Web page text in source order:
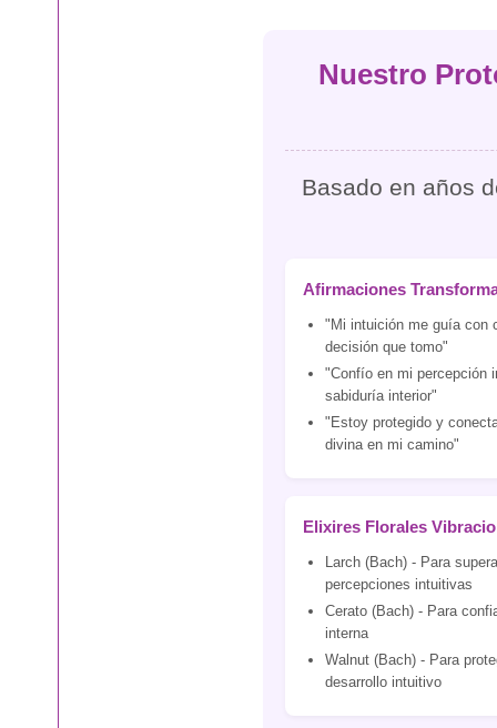
Nuestro
Basado en años
Afirmaciones
"Mi intuición me guía con
decisión que tomo"
"Confío en mi percepción
sabiduría interior"
"Estoy protegido y
divina en mi camino"
Elixires Florales
Larch (Bach) - Para
percepciones intuitivas
Cerato (Bach) - Para
interna
Walnut (Bach) - Para
desarrollo intuitivo